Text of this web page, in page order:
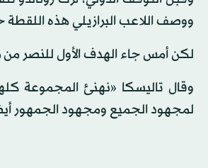
ووصف اللاعب البرازيلي هذه اللقطة
لكن أمس جاء الهدف الأول للنصر من
وقال تاليسكا «نهنئ المجموعة
لمجهود الجميع ومجهود الجمهور